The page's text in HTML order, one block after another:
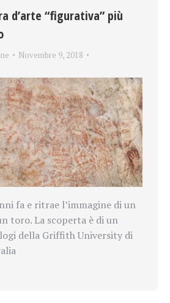
d’arte “figurativa” più
Novembre 9, 2018
fa e ritrae l’immagine di un
toro. La scoperta è di un
della Griffith University di